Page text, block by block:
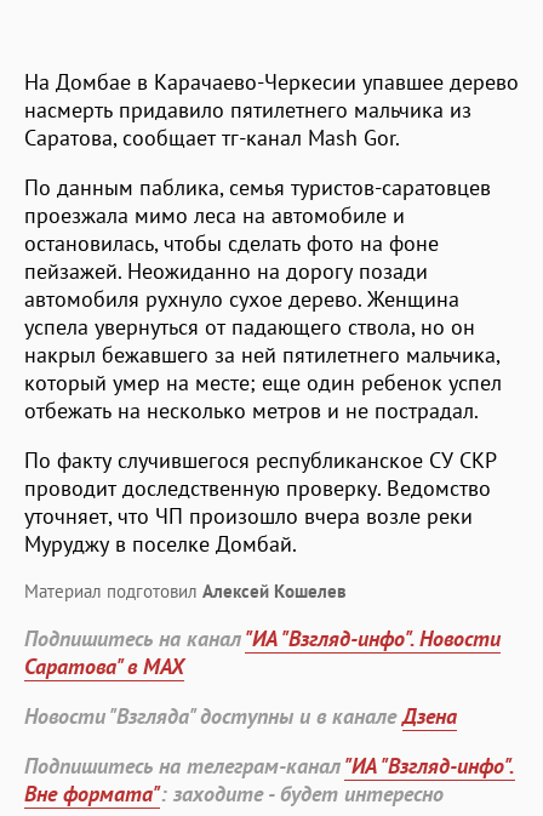
На Домбае в Карачаево-Черкесии упавшее дерево
насмерть придавило пятилетнего мальчика из
Саратова, сообщает тг-канал Mash Gor.
По данным паблика, семья туристов-саратовцев
проезжала мимо леса на автомобиле и
остановилась, чтобы сделать фото на фоне
пейзажей. Неожиданно на дорогу позади
автомобиля рухнуло сухое дерево. Женщина
успела увернуться от падающего ствола, но он
накрыл бежавшего за ней пятилетнего мальчика,
который умер на месте; еще один ребенок успел
отбежать на несколько метров и не пострадал.
По факту случившегося республиканское СУ СКР
проводит доследственную проверку. Ведомство
уточняет, что ЧП произошло вчера возле реки
Муруджу в поселке Домбай.
Материал подготовил Алексей Кошелев
Подпишитесь на канал"ИА "Взгляд-инфо". Новости
Саратова" в MAX
Новости "Взгляда" доступны и в каналеДзена
Подпишитесь на телеграм-канал"ИА "Взгляд-инфо".
Вне формата": заходите - будет интересно